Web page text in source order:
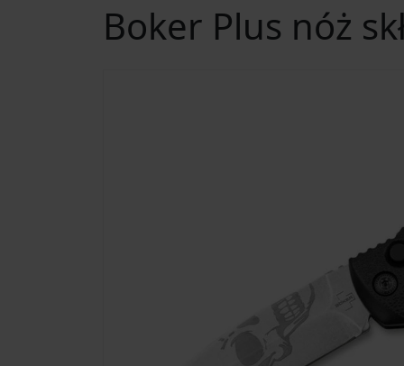
Boker Plus nóż